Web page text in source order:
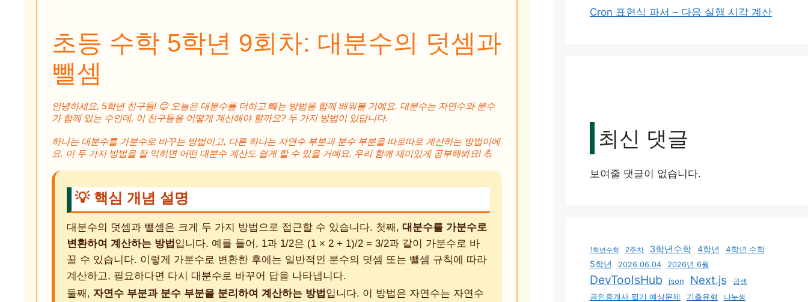
초등 수학 5학년 9회차: 대분수의 덧셈과
뺄셈
안녕하세요, 5학년 친구들! 😊 오늘은 대분수를 더하고 빼는 방법을 함께 배워볼 거예요. 대분수는 자연수와 분수
가 함께 있는 수인데, 이 친구들을 어떻게 계산해야 할까요? 두 가지 방법이 있답니다.
하나는 대분수를 가분수로 바꾸는 방법이고, 다른 하나는 자연수 부분과 분수 부분을 따로따로 계산하는 방법이에
요. 이 두 가지 방법을 잘 익히면 어떤 대분수 계산도 쉽게 할 수 있을 거예요. 우리 함께 재미있게 공부해봐요! 💪
💡 핵심 개념 설명
대분수의 덧셈과 뺄셈은 크게 두 가지 방법으로 접근할 수 있습니다. 첫째, 대분수를 가분수로
변환하여 계산하는 방법 입니다. 예를 들어, 1과 1/2은 (1 × 2 + 1)/2 = 3/2과 같이 가분수로 바
꿀 수 있습니다. 이렇게 가분수로 변환한 후에는 일반적인 분수의 덧셈 또는 뺄셈 규칙에 따라
계산하고, 필요하다면 다시 대분수로 바꾸어 답을 나타냅니다.
둘째, 자연수 부분과 분수 부분을 분리하여 계산하는 방법 입니다. 이 방법은 자연수는 자연수
Cron 표현식 파서 – 다음 실행 시각 계산
최신 댓글
보여줄 댓글이 없습니다.
1학년수학 2주차 3학년수학 4학년 4학년 수학
5학년 2026.06.04 2026년 6월
DevToolsHub json Next.js
곱셈
공인중개사 필기 예상문제
기출유형 나눗셈